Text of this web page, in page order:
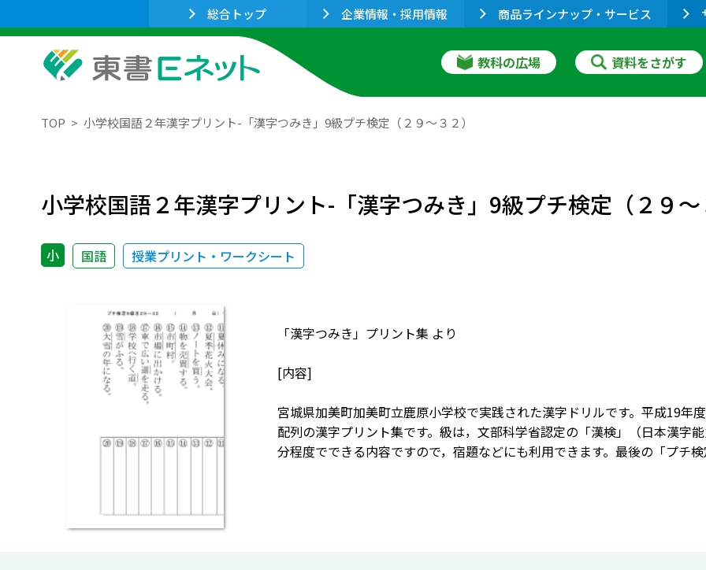
総合トップ 企業情報・採用情報 商品ラインナップ・サービス
教科の広場 資料をさがす
TOP 小学校国語２年漢字プリント-「漢字つみき」9級プチ検定（２９～３２）
小学校国語２年漢字プリント-「漢字つみき」9級プチ検定（２９～
小 国語 授業プリント・ワークシート
「漢字つみき」プリント集 より
[内容]
宮城県加美町加美町立鹿原小学校で実践された漢字ドリルです。平成19
配列の漢字プリント集です。級は，文部科学省認定の「漢検」（日本漢字
分程度でできる内容ですので，宿題などにも利用できます。最後の「プチ検